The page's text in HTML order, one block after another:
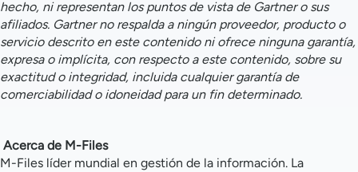
hecho, ni representan los puntos de vista de Gartner o sus
afiliados. Gartner no respalda a ningún proveedor, producto o
servicio descrito en este contenido ni ofrece ninguna garantía,
expresa o implícita, con respecto a este contenido, sobre su
exactitud o integridad, incluida cualquier garantía de
comerciabilidad o idoneidad para un fin determinado.
Acerca de M-Files
M-Files líder mundial en gestión de la información. La